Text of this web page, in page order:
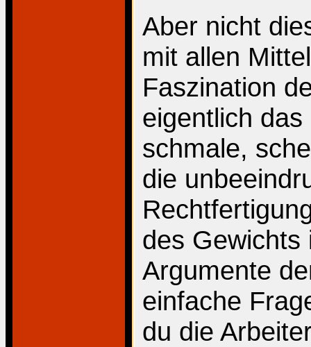
Aber nicht
mit allen
Faszination
eigentlich
schmale,
die
des Gewichts
Argumente
einfache
du die